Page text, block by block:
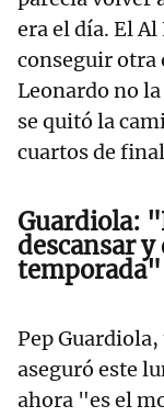
era el día. El
conseguir otra
Leonardo no
se quitó la
cuartos de
Guardiola:
descansar
temporada"
Pep
aseguró este
ahora "es el